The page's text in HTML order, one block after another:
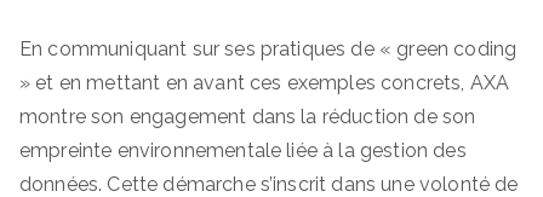
En communiquant sur ses pratiques de « green coding
» et en mettant en avant ces exemples concrets, AXA
montre son engagement dans la réduction de son
empreinte environnementale liée à la gestion des
données. Cette démarche s’inscrit dans une volonté de